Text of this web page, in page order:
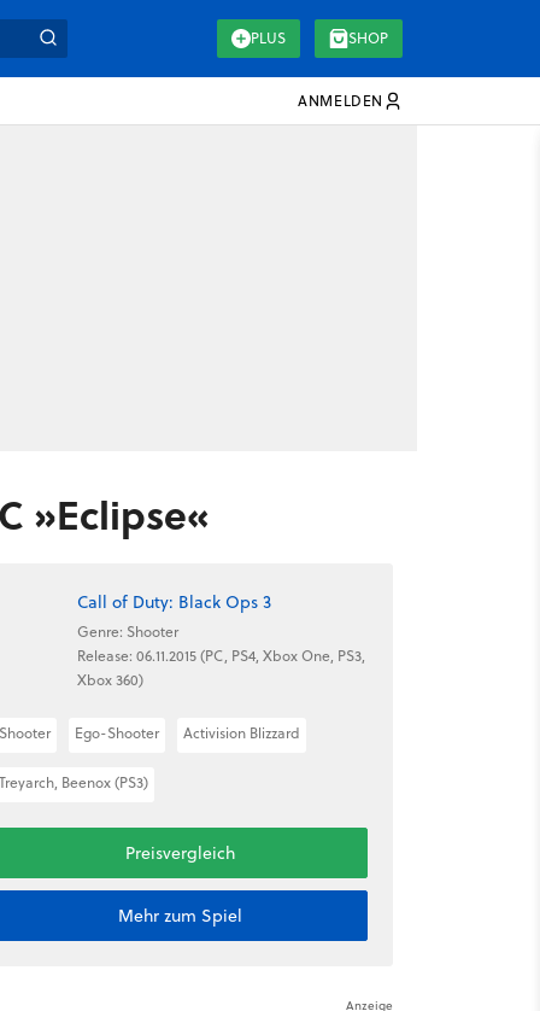
PLUS SHOP
ANMELDEN
»Eclipse«
Call of Duty: Black Ops 3
Genre: Shooter
Release: 06.11.2015 (PC, PS4, Xbox One, PS3,
Xbox 360)
Ego-Shooter Activision Blizzard
Beenox (PS3)
Preisvergleich
Mehr zum Spiel